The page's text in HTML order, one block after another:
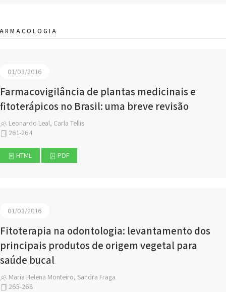
01/03/2016
Farmacovigilância de plantas medicinais e
fitoterápicos no Brasil: uma breve revisão
Leonardo Leal, Carla Tellis
261-264
HTML PDF
01/03/2016
Fitoterapia na odontologia: levantamento dos
principais produtos de origem vegetal para
saúde bucal
Maria Helena Monteiro, Sandra Fraga
265-268